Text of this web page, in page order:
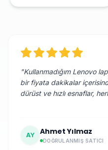
"Kullanmadığım Lenovo
bir fiyata dakikalar
dürüst ve hızlı esnaflar,
AY Ahmet Yılmaz
DOĞRULANMIŞ SATICI